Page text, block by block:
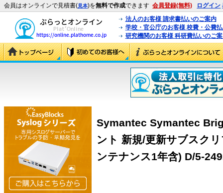
会員はオンラインで見積書(見本)を無料で作成できます 会員登録(無料) ログイン
法人のお客様 請求書払いのご案内
学校・官公庁のお客様 校費・公費
研究機関のお客様 科研費払いのご
Symantec Symantec
ント 新規/更新サブスク
ンテナンス1年含) D/5-